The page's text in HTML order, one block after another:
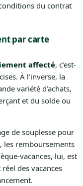
du contrat
par carte
affecté, c’est-
À l’inverse, la
variété d’achats,
et du solde ou
de souplesse pour
les remboursements
vacances, lui, est
des vacances